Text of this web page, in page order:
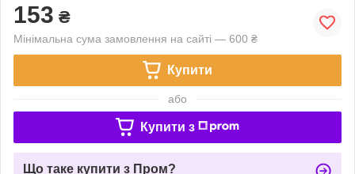
153 ₴
Мінімальна сума замовлення на сайті — 600 ₴
Купити
або
Купити з
Що таке купити з Пром?